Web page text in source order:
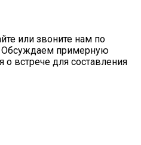
или звоните нам по
Обсуждаем примерную
о встрече для составления